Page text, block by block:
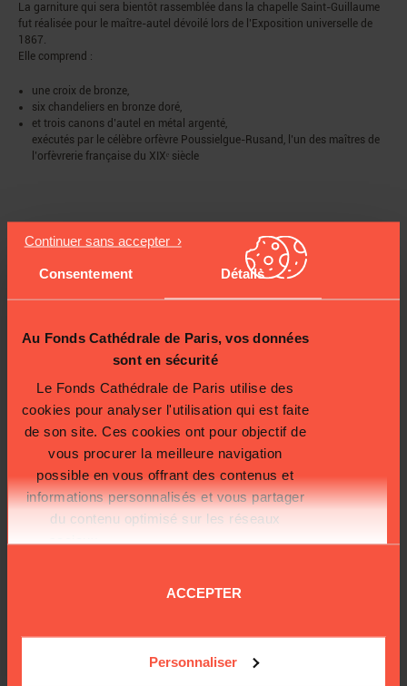
Consentement Détails
Au Fonds Cathédrale de Paris, vos données
sont en sécurité
Le Fonds Cathédrale de Paris utilise des
cookies pour analyser l'utilisation qui est faite
de son site. Ces cookies ont pour objectif de
vous procurer la meilleure navigation
possible en vous offrant des contenus et
informations personnalisés et vous partager
du contenu optimisé sur les réseaux
sociaux.Plus d'informations sur la
ACCEPTER
Personnaliser
La garniture qui sera bientôt rassemblée dans la chapelle Saint-Guillaume
fut réalisée pour le maître-autel dévoilé lors de l’Exposition universelle de
1867.
Elle comprend :
une croix de bronze,
six chandeliers en bronze doré,
et trois canons d’autel en métal argenté,
exécutés par le célèbre orfèvre Poussielgue-Rusand, l’un des maîtres de
l’orfèvrerie française du XIXᵉ siècle
Soutenez la
renaissance de la
chapelle Saint-
Guillaume
retrouver sa splendeur.
Mais pour que cette beauté renaisse,votre soutien est indispensable
Participer à l’aménagement de la chapelle Saint-Guillaume, c’est contribuer
à restaurer un fragment rare de l’histoire de Notre-Dame, et permettre à des
générations futures d’en saisir toute la richesse.
Restez connecté :